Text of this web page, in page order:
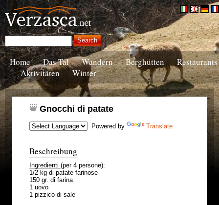
Home Das Tal Wandern Berghütten
Restaurants
Aktivitäten
Winter
Gnocchi di patate
Powered by Translate
Beschreibung
Ingredienti (per 4 persone):
1/2 kg di patate farinose
150 gr. di farina
1 uovo
1 pizzico di sale